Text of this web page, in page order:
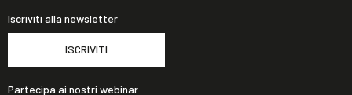
Iscriviti alla newsletter
ISCRIVITI
Partecipa ai nostri webinar